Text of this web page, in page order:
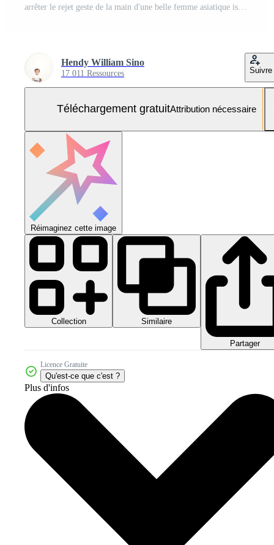
Hendy William Sino
17 011 Ressources Suivre
Téléchargement gratuitAttribution nécessaire
Réimaginez cette image
Collection Similaire
Partager
Licence Gratuite
Qu'est-ce que c'est ?
Plus d'infos